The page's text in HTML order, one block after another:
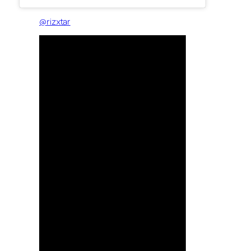
@rizxtar